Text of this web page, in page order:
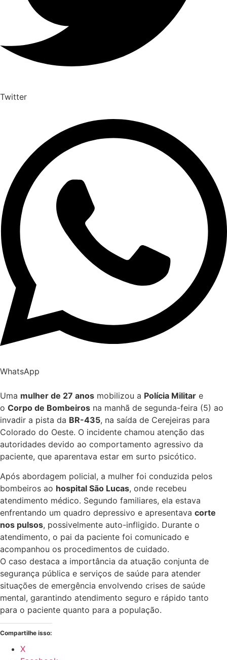
Twitter
WhatsApp
Uma mulher de 27 anos mobilizou a Polícia Militar e
o Corpo de Bombeiros na manhã de segunda-feira (5) ao
invadir a pista da BR-435, na saída de Cerejeiras para
Colorado do Oeste. O incidente chamou atenção das
autoridades devido ao comportamento agressivo da
paciente, que aparentava estar em surto psicótico.
Após abordagem policial, a mulher foi conduzida pelos
bombeiros ao hospital São Lucas, onde recebeu
atendimento médico. Segundo familiares, ela estava
enfrentando um quadro depressivo e apresentava corte
nos pulsos, possivelmente auto-infligido. Durante o
atendimento, o pai da paciente foi comunicado e
acompanhou os procedimentos de cuidado.
O caso destaca a importância da atuação conjunta de
segurança pública e serviços de saúde para atender
situações de emergência envolvendo crises de saúde
mental, garantindo atendimento seguro e rápido tanto
para o paciente quanto para a população.
Compartilhe isso:
X